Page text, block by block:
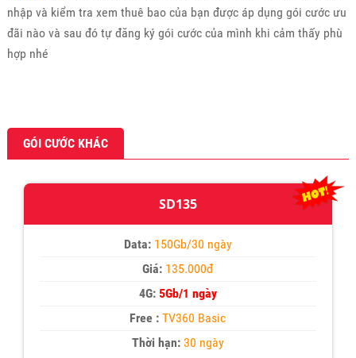
nhập và kiểm tra xem thuê bao của bạn được áp dụng gói cước ưu
đãi nào và sau đó tự đăng ký gói cước của mình khi cảm thấy phù
hợp nhé
GÓI CƯỚC KHÁC
SD135
Data: 150Gb/30 ngày
Giá: 135.000đ
4G: 5Gb/1 ngày
Free :TV360 Basic
Thời hạn:30 ngày